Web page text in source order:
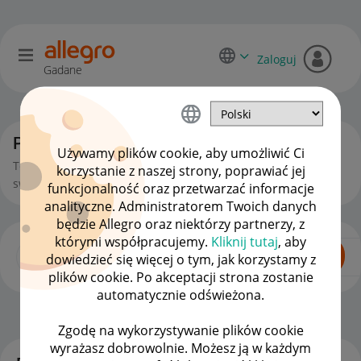
Używamy plików cookie, aby umożliwić Ci
korzystanie z naszej strony, poprawiać jej
funkcjonalność oraz przetwarzać informacje
analityczne. Administratorem Twoich danych
będzie Allegro oraz niektórzy partnerzy, z
którymi współpracujemy. Kliknij tutaj, aby
dowiedzieć się więcej o tym, jak korzystamy z
plików cookie. Po akceptacji strona zostanie
automatycznie odświeżona.
Zgodę na wykorzystywanie plików cookie
wyrażasz dobrowolnie. Możesz ją w każdym
Gadane
Zaloguj
Początkujący sprzedawcy
To miejsce jest dla Ciebie, jeśli zaczynasz lub chcesz zacząć
swoją przygodę ze sprzedażą na Allegro.